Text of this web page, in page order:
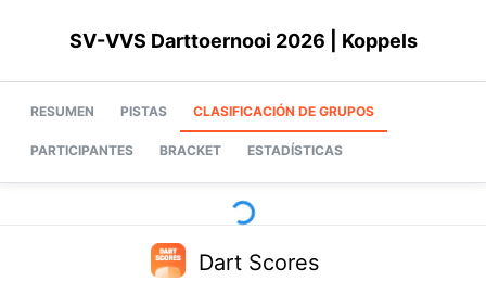
SV-VVS Darttoernooi 2026 | Koppels
RESUMEN PISTAS CLASIFICACIÓN DE GRUPOS
PARTICIPANTES BRACKET ESTADÍSTICAS
Dart Scores